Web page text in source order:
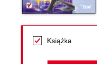
Książka